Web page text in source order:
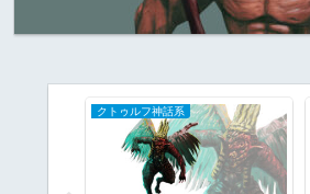
クトゥルフ神話系